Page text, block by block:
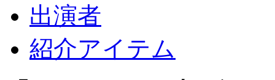
出演者
紹介アイテム